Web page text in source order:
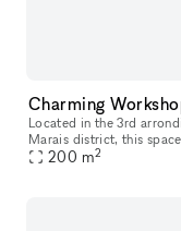
Located in the 3rd
Marais district, this
200 m2